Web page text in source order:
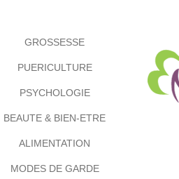
GROSSESSE
PUERICULTURE
PSYCHOLOGIE
BEAUTE & BIEN-ETRE
ALIMENTATION
MODES DE GARDE